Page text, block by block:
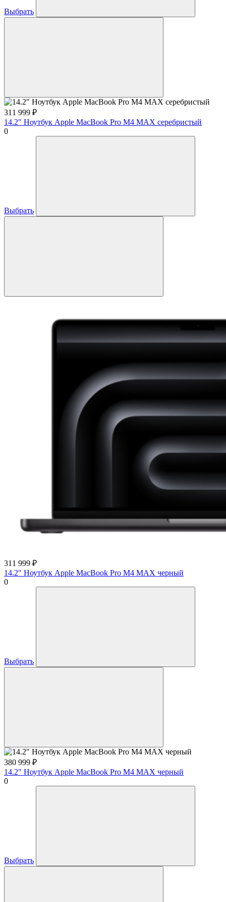
Выбрать
311 999 ₽
14.2″ Ноутбук Apple MacBook Pro M4 MAX серебристый
0
Выбрать
311 999 ₽
14.2″ Ноутбук Apple MacBook Pro M4 MAX черный
0
Выбрать
380 999 ₽
14.2″ Ноутбук Apple MacBook Pro M4 MAX черный
0
Выбрать